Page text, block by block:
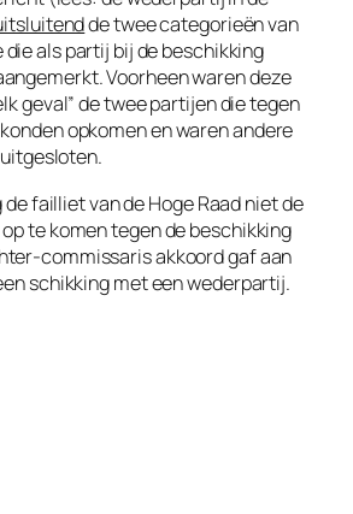
de twee categorieën van
als partij bij de beschikking
Voorheen waren deze
geval” de twee partijen die tegen
opkomen en waren andere
failliet van de Hoge Raad niet de
te komen tegen de beschikking
commissaris akkoord gaf aan
schikking met een wederpartij.